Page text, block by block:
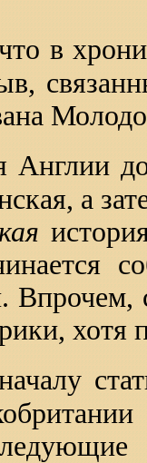
в
Англии
а
Впрочем,